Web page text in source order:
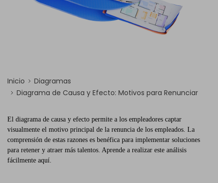
Inicio
Diagramas
Diagrama de Causa y Efecto: Motivos para Renunciar
El diagrama de causa y efecto permite a los empleadores captar
visualmente el motivo principal de la renuncia de los empleados. La
comprensión de estas razones es benéfica para implementar soluciones
para retener y atraer más talentos. Aprende a realizar este análisis
fácilmente aquí.